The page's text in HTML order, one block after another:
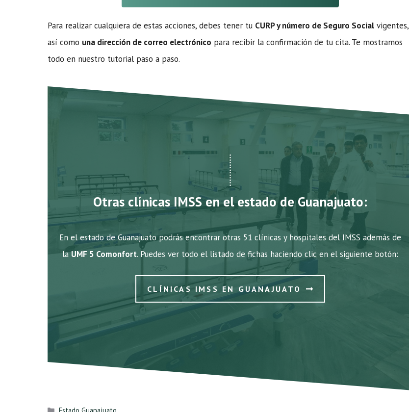
Para realizar cualquiera de estas acciones, debes tener tu CURP y número de Seguro Social vigentes,
así como una dirección de correo electrónico para recibir la confirmación de tu cita. Te mostramos
todo en nuestro tutorial paso a paso.
Otras clínicas IMSS en el estado de Guanajuato:
En el estado de Guanajuato podrás encontrar otras 51 clínicas y hospitales del IMSS además de
laUMF 5 Comonfort. Puedes ver todo el listado de fichas haciendo clic en el siguiente botón:
CLÍNICAS IMSS EN GUANAJUATO
Categorías